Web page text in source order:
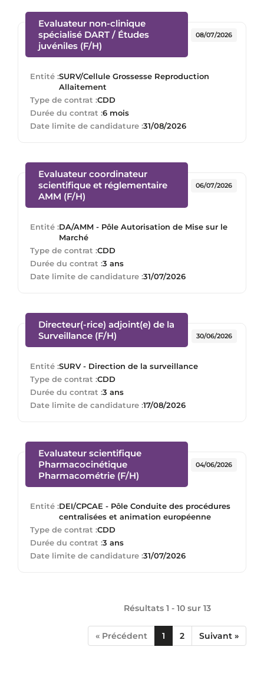
Evaluateur non-clinique
spécialisé DART / Études
juvéniles (F/H)
Entité :SURV/Cellule Grossesse Reproduction
Allaitement
Type de contrat :CDD
Durée du contrat :6 mois
08/07/2026
Date limite de candidature :31/08/2026
Evaluateur coordinateur
scientifique et réglementaire
AMM (F/H)
Entité :DA/AMM - Pôle Autorisation de Mise sur le
Marché
Type de contrat :CDD
Durée du contrat :3 ans
06/07/2026
Date limite de candidature :31/07/2026
Directeur(-rice) adjoint(e) de la
Surveillance (F/H)
Entité :SURV - Direction de la surveillance
Type de contrat :CDD
Durée du contrat :3 ans
30/06/2026
Date limite de candidature :17/08/2026
Evaluateur scientifique
Pharmacocinétique
Pharmacométrie (F/H)
Entité :DEI/CPCAE - Pôle Conduite des procédures
centralisées et animation européenne
Type de contrat :CDD
Durée du contrat :3 ans
04/06/2026
Date limite de candidature :31/07/2026
Résultats 1 - 10 sur 13
« Précédent 1 2 Suivant »